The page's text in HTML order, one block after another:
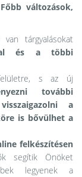
Főbb változások,
van tárgyalásokat
és a többi
s az új
további
a
is bővülhet a
felkészítésen
segítik Önöket
legyenek a